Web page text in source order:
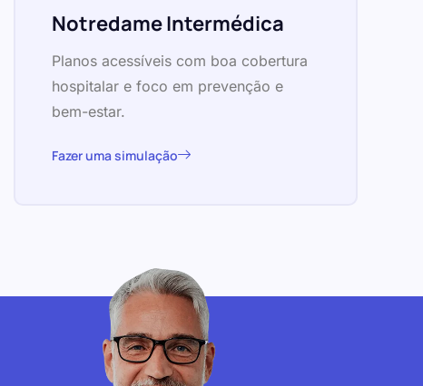
Notredame Intermédica
Planos acessíveis com boa cobertura
hospitalar e foco em prevenção e
bem-estar.
Fazer uma simulação